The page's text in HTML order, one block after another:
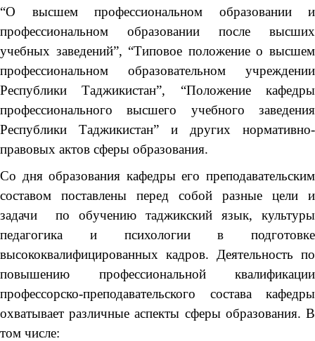
“О высшем профессиональном образовании и
профессиональном образовании после высших
учебных заведений”, “Типовое положение о высшем
профессиональном образовательном учреждении
Республики Таджикистан”, “Положение кафедры
профессионального высшего учебного заведения
Республики Таджикистан” и других нормативно-
правовых актов сферы образования.
Со дня образования кафедры его преподавательским
составом поставлены перед собой разные цели и
задачи по обучению таджикский язык, культуры
педагогика и психологии в подготовке
высококвалифицированных кадров. Деятельность по
повышению профессиональной квалификации
профессорско-преподавательского состава кафедры
охватывает различные аспекты сферы образования. В
том числе: